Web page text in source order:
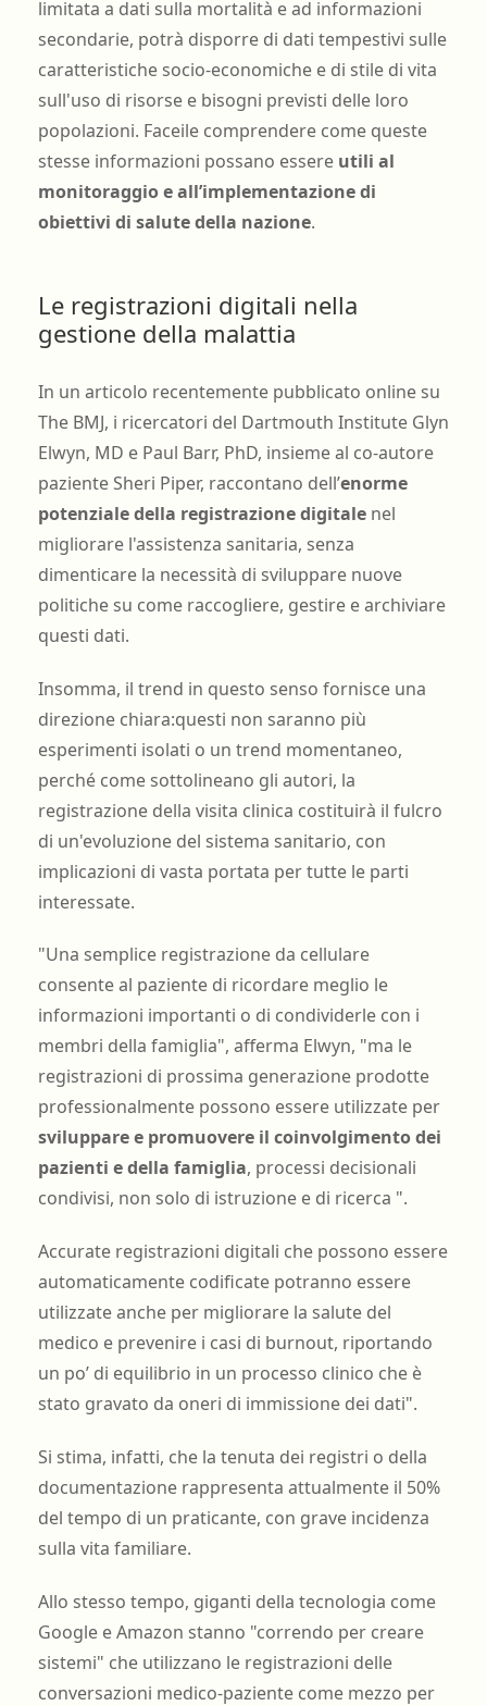
limitata a dati sulla mortalità e ad informazioni
secondarie, potrà disporre di dati tempestivi sulle
caratteristiche socio-economiche e di stile di vita
sull'uso di risorse e bisogni previsti delle loro
popolazioni. Faceile comprendere come queste
stesse informazioni possano essere utili al
monitoraggio e all’implementazione di
obiettivi di salute della nazione.
Le registrazioni digitali nella
gestione della malattia
In un articolo recentemente pubblicato online su
The BMJ, i ricercatori del Dartmouth Institute Glyn
Elwyn, MD e Paul Barr, PhD, insieme al co-autore
paziente Sheri Piper, raccontano dell’enorme
potenziale della registrazione digitalenel
migliorare l'assistenza sanitaria, senza
dimenticare la necessità di sviluppare nuove
politiche su come raccogliere, gestire e archiviare
questi dati.
Insomma, il trend in questo senso fornisce una
direzione chiara:questi non saranno più
esperimenti isolati o un trend momentaneo,
perché come sottolineano gli autori, la
registrazione della visita clinica costituirà il fulcro
di un'evoluzione del sistema sanitario, con
implicazioni di vasta portata per tutte le parti
interessate.
"Una semplice registrazione da cellulare
consente al paziente di ricordare meglio le
informazioni importanti o di condividerle con i
membri della famiglia", afferma Elwyn, "ma le
registrazioni di prossima generazione prodotte
professionalmente possono essere utilizzate per
sviluppare e promuovere il coinvolgimento dei
pazienti e della famiglia, processi decisionali
condivisi, non solo di istruzione e di ricerca ".
Accurate registrazioni digitali che possono essere
automaticamente codificate potranno essere
utilizzate anche per migliorare la salute del
medico e prevenire i casi di burnout, riportando
un po’ di equilibrio in un processo clinico che è
stato gravato da oneri di immissione dei dati".
Si stima, infatti, che la tenuta dei registri o della
documentazione rappresenta attualmente il 50%
del tempo di un praticante, con grave incidenza
sulla vita familiare.
Allo stesso tempo, giganti della tecnologia come
Google e Amazon stanno "correndo per creare
sistemi" che utilizzano le registrazioni delle
conversazioni medico-paziente come mezzo per